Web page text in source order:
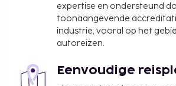
expertise en ondersteund
toonaangevende
industrie, vooral op het
autoreizen.
Eenvoudige